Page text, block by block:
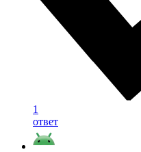
1
ответ